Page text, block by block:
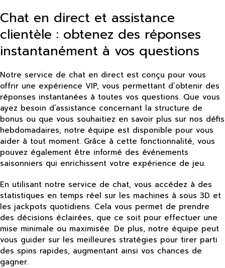
Chat en direct et assistance
clientèle : obtenez des réponses
instantanément à vos questions
Notre service de chat en direct est conçu pour vous
offrir une expérience VIP, vous permettant d’obtenir des
réponses instantanées à toutes vos questions. Que vous
ayez besoin d’assistance concernant la structure de
bonus ou que vous souhaitiez en savoir plus sur nos défis
hebdomadaires, notre équipe est disponible pour vous
aider à tout moment. Grâce à cette fonctionnalité, vous
pouvez également être informé des événements
saisonniers qui enrichissent votre expérience de jeu.
En utilisant notre service de chat, vous accédez à des
statistiques en temps réel sur les machines à sous 3D et
les jackpots quotidiens. Cela vous permet de prendre
des décisions éclairées, que ce soit pour effectuer une
mise minimale ou maximisée. De plus, notre équipe peut
vous guider sur les meilleures stratégies pour tirer parti
des spins rapides, augmentant ainsi vos chances de
gagner.